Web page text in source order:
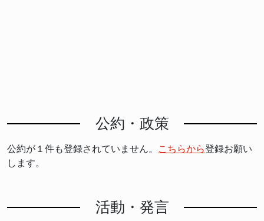
公約・政策
公約が１件も登録されていません。 こちらから登録お願い
します。
活動・発言